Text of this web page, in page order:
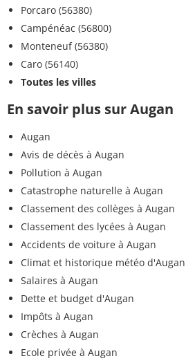
Porcaro (56380)
Campénéac (56800)
Monteneuf (56380)
Caro (56140)
Toutes les villes
En savoir plus sur Augan
Augan
Avis de décès à Augan
Pollution à Augan
Catastrophe naturelle à Augan
Classement des collèges à Augan
Classement des lycées à Augan
Accidents de voiture à Augan
Climat et historique météo d'Augan
Salaires à Augan
Dette et budget d'Augan
Impôts à Augan
Crèches à Augan
Ecole privée à Augan